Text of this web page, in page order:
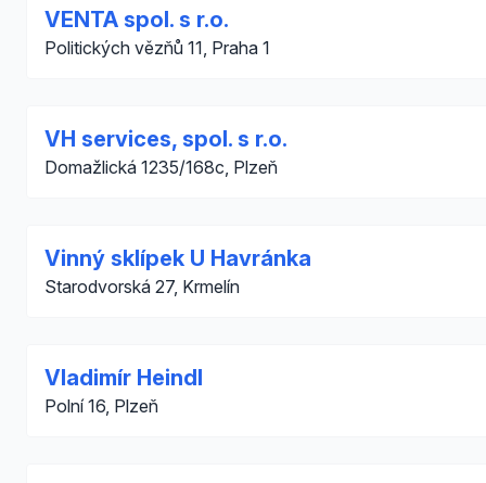
VENTA spol. s r.o.
Politických vězňů 11, Praha 1
VH services, spol. s r.o.
Domažlická 1235/168c, Plzeň
Vinný sklípek U Havránka
Starodvorská 27, Krmelín
Vladimír Heindl
Polní 16, Plzeň